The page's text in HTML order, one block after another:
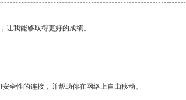
让我能够取得更好的成绩。
全性的连接，并帮助你在网络上自由移动。